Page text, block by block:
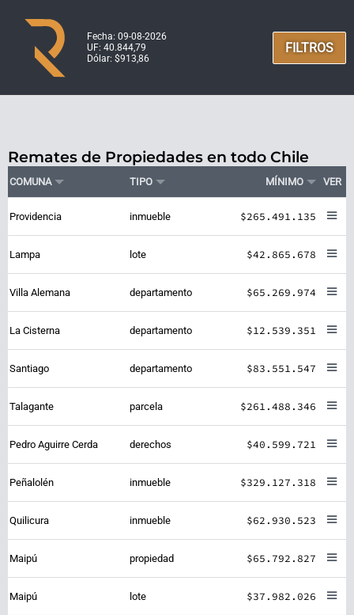
Fecha: 09-08-2026
UF: 40.844,79
Dólar: $913,86
FILTROS
Remates de Propiedades en todo Chile
COMUNA TIPO MÍNIMO VER
Providencia inmueble $265.491.135
Lampa lote $42.865.678
Villa Alemana departamento $65.269.974
La Cisterna departamento $12.539.351
Santiago departamento $83.551.547
Talagante parcela $261.488.346
Pedro Aguirre Cerda derechos $40.599.721
Peñalolén inmueble $329.127.318
Quilicura inmueble $62.930.523
Maipú propiedad $65.792.827
Maipú lote $37.982.026